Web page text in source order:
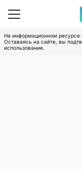
На информационном
Оставаясь на сайте, вы
использование.